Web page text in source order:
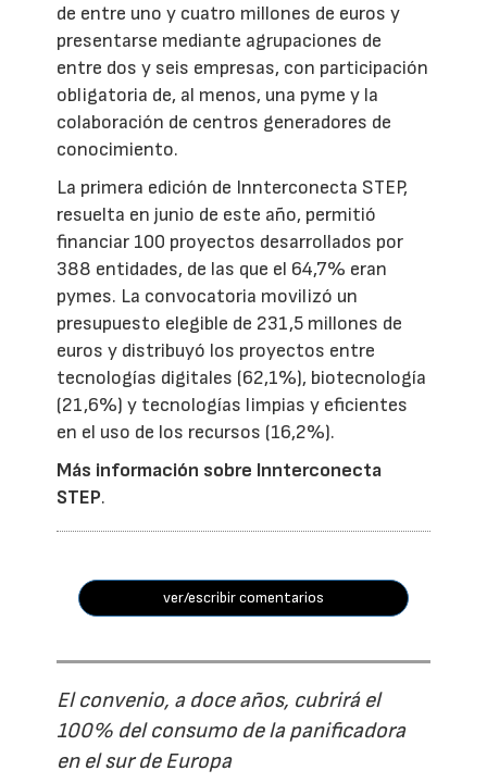
de entre uno y cuatro millones de euros y
presentarse mediante agrupaciones de
entre dos y seis empresas, con participación
obligatoria de, al menos, una pyme y la
colaboración de centros generadores de
conocimiento.
La primera edición de Innterconecta STEP,
resuelta en junio de este año, permitió
financiar 100 proyectos desarrollados por
388 entidades, de las que el 64,7% eran
pymes. La convocatoria movilizó un
presupuesto elegible de 231,5 millones de
euros y distribuyó los proyectos entre
tecnologías digitales (62,1%), biotecnología
(21,6%) y tecnologías limpias y eficientes
en el uso de los recursos (16,2%).
Más información sobre Innterconecta
STEP.
ver/escribir comentarios
El convenio, a doce años, cubrirá el
100% del consumo de la panificadora
en el sur de Europa